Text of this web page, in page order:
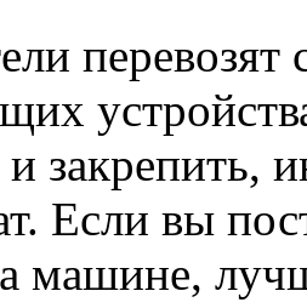
закрепить,
Если вы
машине,